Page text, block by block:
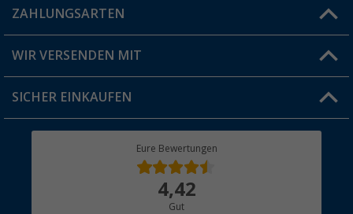
Blog
Jobs & Karriere
FAQ & Kontakt
Versandinformationen
Rücksendung
ZAHLUNGSARTEN
WIR VERSENDEN MIT
SICHER EINKAUFEN
Eure Bewertungen
4,42
Gut